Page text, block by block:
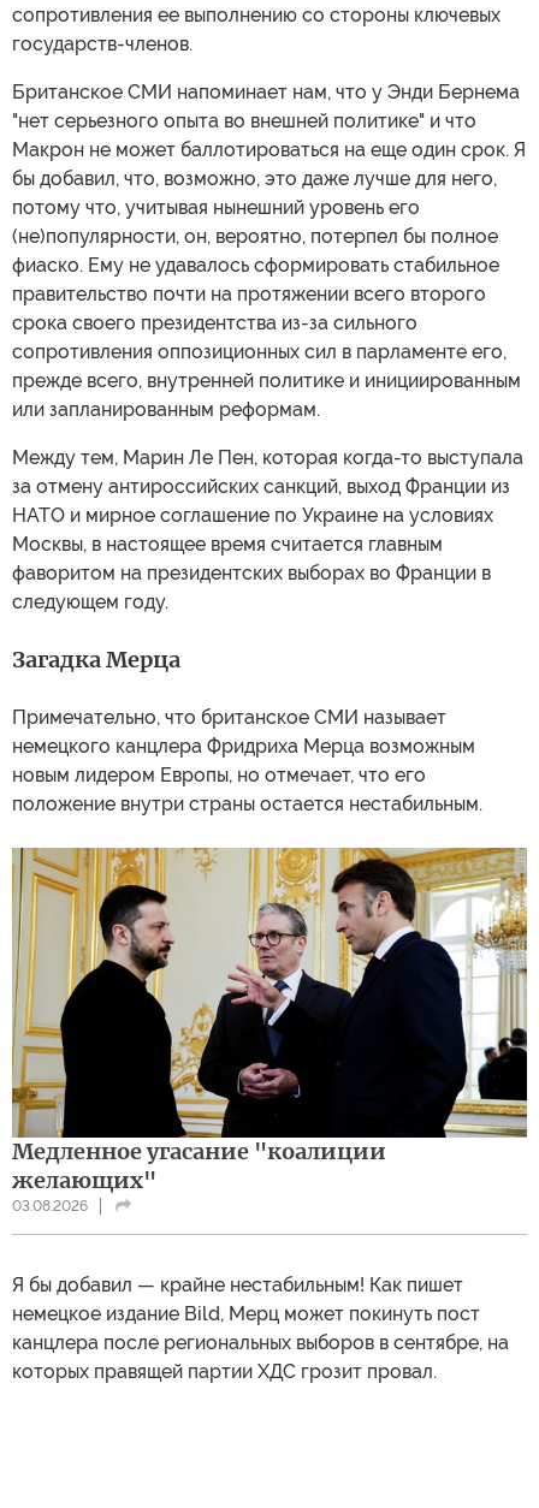
сопротивления ее выполнению со стороны ключевых
государств-членов.
Британское СМИ напоминает нам, что у Энди Бернема
"нет серьезного опыта во внешней политике" и что
Макрон не может баллотироваться на еще один срок. Я
бы добавил, что, возможно, это даже лучше для него,
потому что, учитывая нынешний уровень его
(не)популярности, он, вероятно, потерпел бы полное
фиаско. Ему не удавалось сформировать стабильное
правительство почти на протяжении всего второго
срока своего президентства из-за сильного
сопротивления оппозиционных сил в парламенте его,
прежде всего, внутренней политике и инициированным
или запланированным реформам.
Между тем, Марин Ле Пен, которая когда-то выступала
за отмену антироссийских санкций, выход Франции из
НАТО и мирное соглашение по Украине на условиях
Москвы, в настоящее время считается главным
фаворитом на президентских выборах во Франции в
следующем году.
Загадка Мерца
Примечательно, что британское СМИ называет
немецкого канцлера Фридриха Мерца возможным
новым лидером Европы, но отмечает, что его
положение внутри страны остается нестабильным.
Медленное угасание "коалиции
желающих"
03.08.2026
Я бы добавил — крайне нестабильным! Как пишет
немецкое издание Bild, Мерц может покинуть пост
канцлера после региональных выборов в сентябре, на
которых правящей партии ХДС грозит провал.